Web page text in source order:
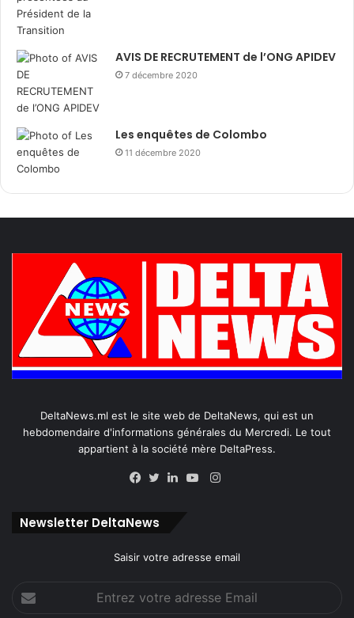
AVIS DE RECRUTEMENT de l’ONG APIDEV
7 décembre 2020
Les enquêtes de Colombo
11 décembre 2020
DeltaNews.ml est le site web de DeltaNews, qui est un
hebdomendaire d'informations générales du Mercredi. Le tout
appartient à la société mère DeltaPress.
Instagram
Newsletter DeltaNews
Saisir votre adresse email
votre